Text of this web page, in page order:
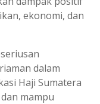
ekonomi, dan
dalam
Haji Sumatera
mampu